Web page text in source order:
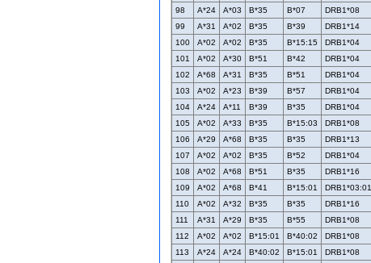
98
A*24 A*03 B*35 B*07 DRB1*08
99
A*31 A*02 B*35 B*39 DRB1*14
100
A*02 A*02 B*35 B*15:15 DRB1*04
101
A*02 A*30 B*51 B*42 DRB1*04
102
A*68 A*31 B*35 B*51 DRB1*04
103
A*02 A*23 B*39 B*57 DRB1*04
104
A*24 A*11 B*39 B*35 DRB1*04
105
A*02 A*33 B*35 B*15:03 DRB1*08
106
A*29 A*68 B*35 B*35 DRB1*13
107
A*02 A*02 B*35 B*52 DRB1*04
108
A*02 A*68 B*51 B*35 DRB1*16
109
A*02 A*68 B*41 B*15:01 DRB1*03:01
110
A*02 A*32 B*35 B*35 DRB1*16
111
A*31 A*29 B*35 B*55 DRB1*08
112
A*02 A*02 B*15:01 B*40:02 DRB1*08
113
A*24 A*24 B*40:02 B*15:01 DRB1*08